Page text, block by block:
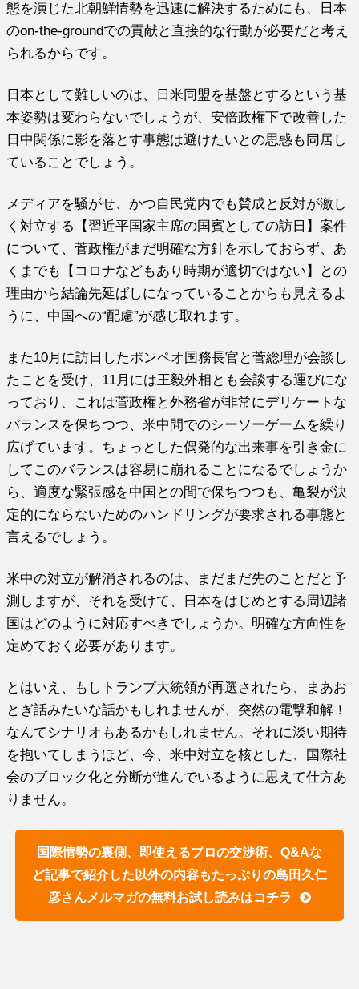
態を演じた北朝鮮情勢を迅速に解決するためにも、日本
のon-the-groundでの貢献と直接的な行動が必要だと考え
られるからです。
日本として難しいのは、日米同盟を基盤とするという基
本姿勢は変わらないでしょうが、安倍政権下で改善した
日中関係に影を落とす事態は避けたいとの思惑も同居し
ていることでしょう。
メディアを騒がせ、かつ自民党内でも賛成と反対が激し
く対立する【習近平国家主席の国賓としての訪日】案件
について、菅政権がまだ明確な方針を示しておらず、あ
くまでも【コロナなどもあり時期が適切ではない】との
理由から結論先延ばしになっていることからも見えるよ
うに、中国への“配慮”が感じ取れます。
また10月に訪日したポンペオ国務長官と菅総理が会談し
たことを受け、11月には王毅外相とも会談する運びにな
っており、これは菅政権と外務省が非常にデリケートな
バランスを保ちつつ、米中間でのシーソーゲームを繰り
広げています。ちょっとした偶発的な出来事を引き金に
してこのバランスは容易に崩れることになるでしょうか
ら、適度な緊張感を中国との間で保ちつつも、亀裂が決
定的にならないためのハンドリングが要求される事態と
言えるでしょう。
米中の対立が解消されるのは、まだまだ先のことだと予
測しますが、それを受けて、日本をはじめとする周辺諸
国はどのように対応すべきでしょうか。明確な方向性を
定めておく必要があります。
とはいえ、もしトランプ大統領が再選されたら、まあお
とぎ話みたいな話かもしれませんが、突然の電撃和解！
なんてシナリオもあるかもしれません。それに淡い期待
を抱いてしまうほど、今、米中対立を核とした、国際社
会のブロック化と分断が進んでいるように思えて仕方あ
りません。
国際情勢の裏側、即使えるプロの交渉術、Q&Aな
ど記事で紹介した以外の内容もたっぷりの島田久仁
彦さんメルマガの無料お試し読みはコチラ